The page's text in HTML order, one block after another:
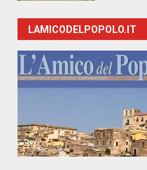
LAMICODELPOPOLO.IT